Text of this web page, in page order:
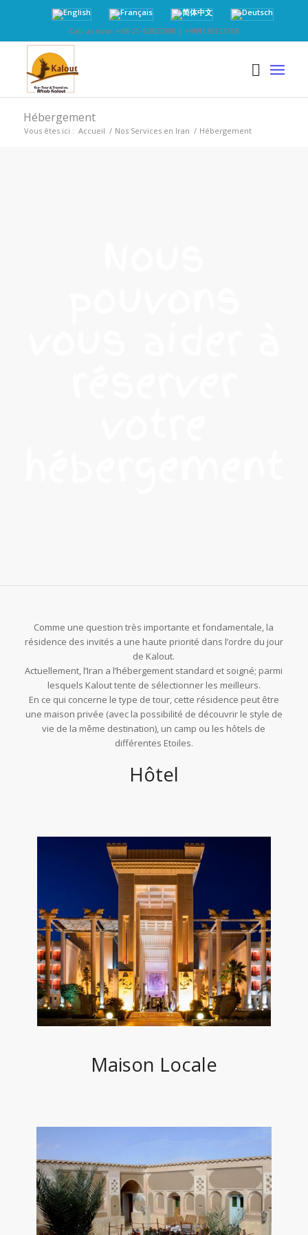
Call us now: +98-21-52827000 | +989126123768
Hébergement
Vous êtes ici : Accueil / Nos Services en Iran / Hébergement
Comme une question très importante et fondamentale, la
résidence des invités a une haute priorité dans l’ordre du jour
de Kalout.
Actuellement, l’Iran a l’hébergement standard et soigné; parmi
lesquels Kalout tente de sélectionner les meilleurs.
En ce qui concerne le type de tour, cette résidence peut être
une maison privée (avec la possibilité de découvrir le style de
vie de la même destination), un camp ou les hôtels de
différentes Etoiles.
Hôtel
Maison Locale